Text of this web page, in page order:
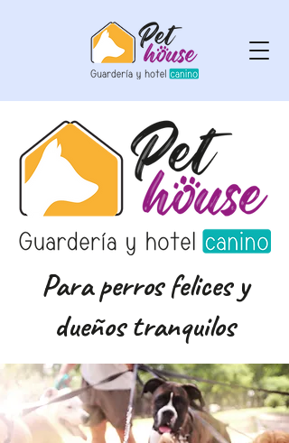
Para perros felices y
dueños tranquilos